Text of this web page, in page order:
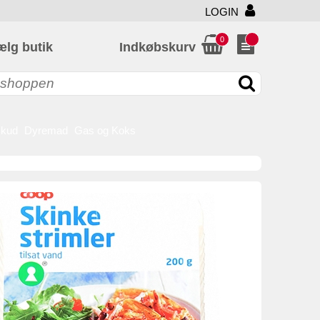
LOGIN
butik Indkøbskurv
0